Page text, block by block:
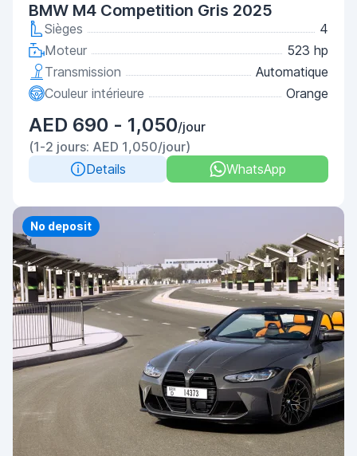
BMW M4 Competition Gris 2025
Sièges
4
Moteur
523 hp
Transmission
Automatique
Couleur intérieure
Orange
AED 690 - 1,050/jour
(1-2 jours: AED 1,050/jour)
Details
WhatsApp
Priority
No deposit